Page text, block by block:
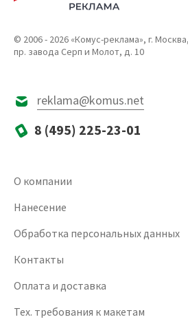
© 2006 - 2026 «Комус-реклама», г.
пр. завода Серп и Молот, д. 10
reklama@komus.net
8 (495) 225-23-01
О компании
Нанесение
Обработка персональных данных
Контакты
Оплата и доставка
Тех. требования к макетам